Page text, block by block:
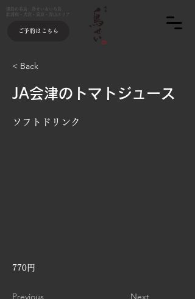
焼鳥の名店 鳥せい＆いろ鳥
北浦和・大宮・東京・青山エリア
ご予約はこちら
< Back
JA会津のトマトジュース
ソフトドリンク
770円
Previous Next